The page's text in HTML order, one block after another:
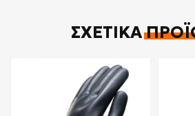
ΣΧΕΤΙΚΆ